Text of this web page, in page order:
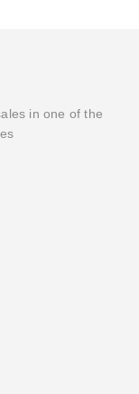
in one of the